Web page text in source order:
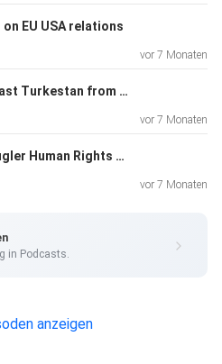
EU USA relations
vor 7 Monaten
413 Freedom for East Turkestan from soon ExChina
vor 7 Monaten
412 Pod Gudrun Kugler Human Rights Day
vor 7 Monaten
in Podcasts.
anzeigen